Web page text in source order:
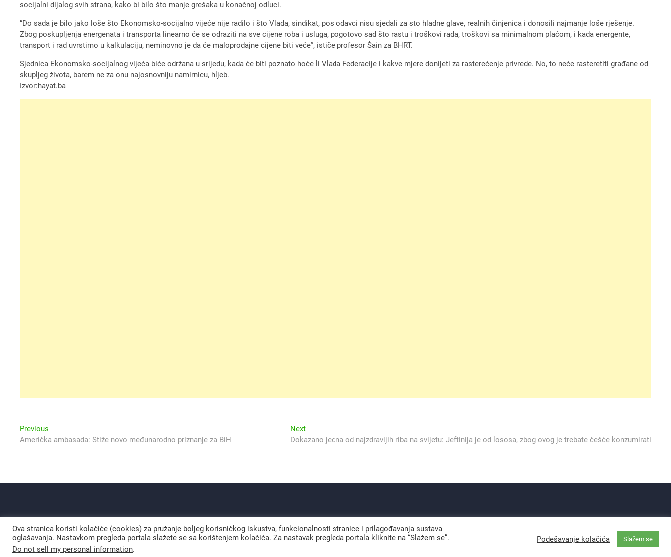
socijalni dijalog svih strana, kako bi bilo što manje grešaka u konačnoj odluci.
“Do sada je bilo jako loše što Ekonomsko-socijalno vijeće nije radilo i što Vlada, sindikat, poslodavci nisu sjedali za sto hladne glave, realnih činjenica i donosili najmanje loše rješenje.
Zbog poskupljenja energenata i transporta linearno će se odraziti na sve cijene roba i usluga, pogotovo sad što rastu i troškovi rada, troškovi sa minimalnom plaćom, i kada energente,
transport i rad uvrstimo u kalkulaciju, neminovno je da će maloprodajne cijene biti veće”, ističe profesor Šain za BHRT.
Sjednica Ekonomsko-socijalnog vijeća biće održana u srijedu, kada će biti poznato hoće li Vlada Federacije i kakve mjere donijeti za rasterećenje privrede. No, to neće rasteretiti građane od
skupljeg života, barem ne za onu najosnovniju namirnicu, hljeb.
Izvor:hayat.ba
Navigacija
objava
Previous
post:
Američka ambasada: Stiže novo međunarodno priznanje za BiH
NextNext
post:
Dokazano jedna od najzdravijih riba na svijetu: Jeftinija je od lososa, zbog ovog je trebate češće konzumirati
Ova stranica koristi kolačiće (cookies) za pružanje boljeg korisničkog iskustva, funkcionalnosti stranice i prilagođavanja sustava
oglašavanja. Nastavkom pregleda portala slažete se sa korištenjem kolačića. Za nastavak pregleda portala kliknite na “Slažem se”.
Do not sell my personal information.
Podešavanje kolačića Slažem se